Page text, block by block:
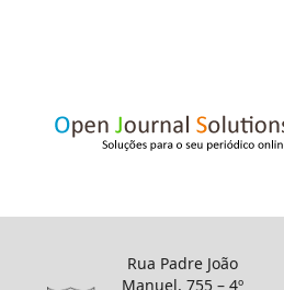
Rua Padre João
Manuel, 755 – 4º